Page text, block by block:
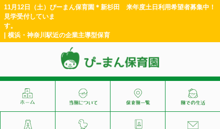
11月12日（土）ぴーまん保育園＊新杉田 来年度土日利用希望者募集中！
見学受付していま
す
| 横浜・神奈川駅近の企業主導型保育